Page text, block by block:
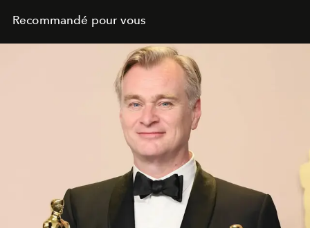
Recommandé pour vous